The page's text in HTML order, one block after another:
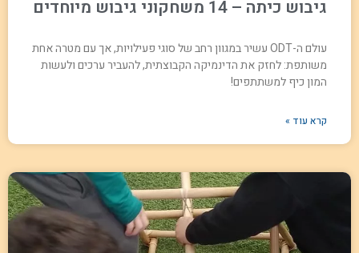
גיבוש כיתה – 14 משחקוני גיבוש מיוחדים
עולם ה-ODT עשיר במגוון רחב של סוגי פעילויות, אך עם מטרה אחת
משותפת: לחזק את הדינמיקה הקבוצתית, להעביר ערכים ולעשות
המון כיף למשתתפים!
קרא עוד »